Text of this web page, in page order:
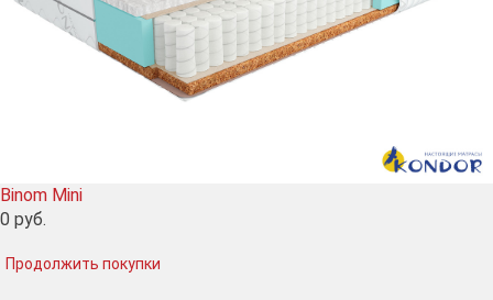
Binom Mini
0 руб.
Продолжить покупки